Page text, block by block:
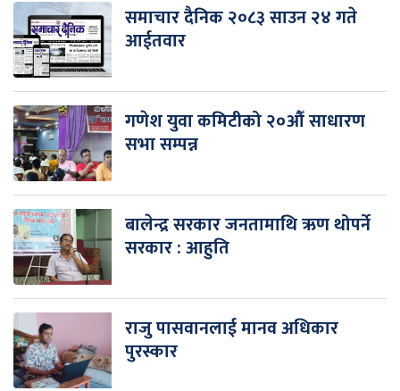
समाचार दैनिक २०८३ साउन २४ गते
आईतवार
गणेश युवा कमिटीको २०औँ साधारण
सभा सम्पन्न
बालेन्द्र सरकार जनतामाथि ऋण थोपर्ने
सरकार : आहुति
राजु पासवानलाई मानव अधिकार
पुरस्कार